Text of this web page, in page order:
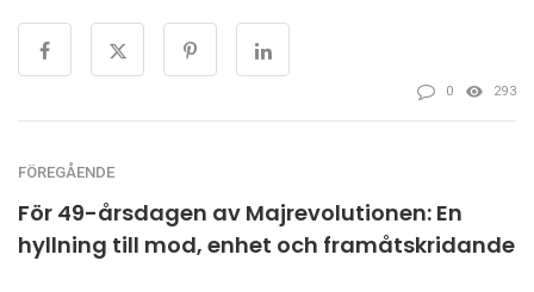
0 293
FÖREGÅENDE
För 49-årsdagen av Majrevolutionen: En
hyllning till mod, enhet och framåtskridande